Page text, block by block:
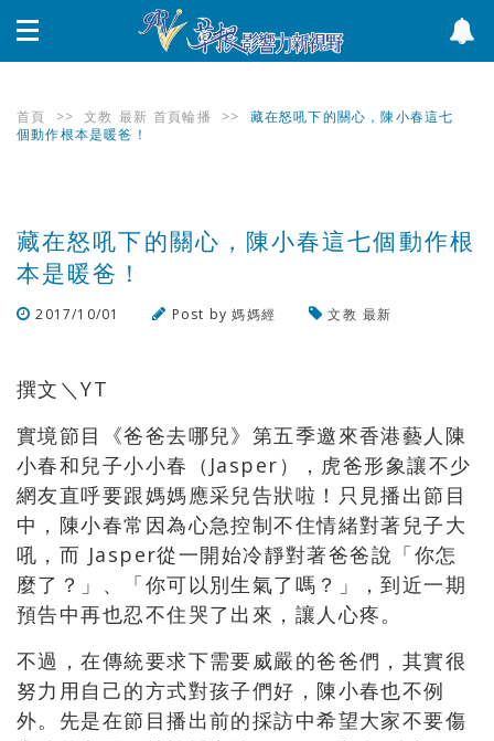
首頁 >> 文教 最新 首頁輪播 >>
藏在怒吼下的關心，陳小春這七
個動作根本是暖爸！
藏在怒吼下的關心，陳小春這七個動作根
本是暖爸！
2017/10/01 Post by媽媽經 文教 最新
撰文＼YT
實境節目《爸爸去哪兒》第五季邀來香港藝人陳
小春和兒子小小春（Jasper），虎爸形象讓不少
網友直呼要跟媽媽應采兒告狀啦！只見播出節目
中，陳小春常因為心急控制不住情緒對著兒子大
吼，而 Jasper從一開始冷靜對著爸爸說「你怎
麼了？」、「你可以別生氣了嗎？」，到近一期
預告中再也忍不住哭了出來，讓人心疼。
不過，在傳統要求下需要威嚴的爸爸們，其實很
努力用自己的方式對孩子們好，陳小春也不例
外。先是在節目播出前的採訪中希望大家不要傷